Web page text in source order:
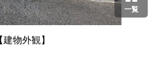
一覧
建物外観】